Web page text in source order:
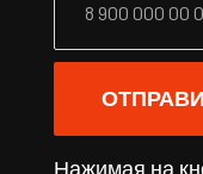
Нажимая на